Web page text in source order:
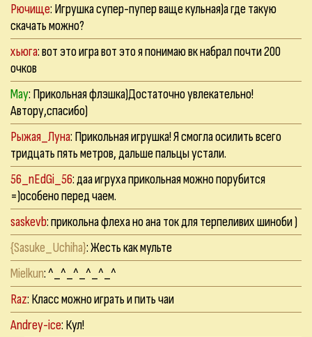
Рючище: Игрушка супер-пупер ваще кульная)а где такую
скачать можно?
хьюга: вот это игра вот это я понимаю вк набрал почти 200
очков
May: Прикольная флэшка)Достаточно увлекательно!
Автору,спасибо)
Рыжая_Луна: Прикольная игрушка! Я смогла осилить всего
тридцать пять метров, дальше пальцы устали.
56_nEdGi_56: даа игруха прикольная можно порубится
=)особено перед чаем.
saskevb: прикольна флеха но ана ток для терпеливих шиноби )
{Sasuke_Uchiha}: Жесть как мульте
Mielkun: ^_^_^_^_^_^
Raz: Класс можно играть и пить чаи
Andrey-ice: Кул!